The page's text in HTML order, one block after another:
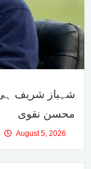
شہباز شریف
محسن نقوی
August 5, 2026